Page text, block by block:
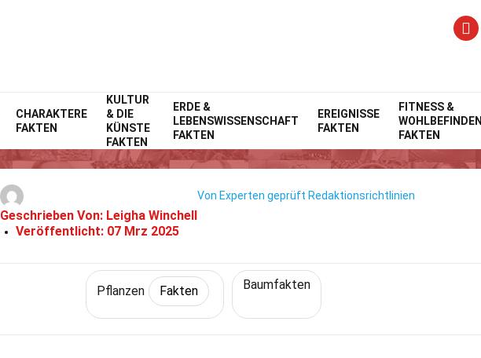
CHARAKTERE
FAKTEN
KULTUR
& DIE
KÜNSTE
FAKTEN
ERDE &
LEBENSWISSENSCHAFT
FAKTEN
EREIGNISSE
FAKTEN
FITNESS &
WOHLBEFINDEN
FAKTEN
Home NaturFakten
32 Fakten Über Lebensbaum
Geschrieben Von: Leigha Winchell
Veröffentlicht: 07 Mrz 2025
Von Experten geprüft Redaktionsrichtlinien
Pflanzen Fakten Baumfakten